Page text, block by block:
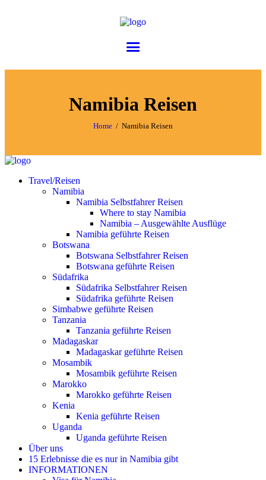
Namibia Reisen
Home Namibia Reisen
Travel/Reisen
Namibia
Namibia Selbstfahrer Reisen
Where to stay Namibia
Namibia – Ausgewählte Ausflüge
Namibia geführte Reisen
Botswana
Botswana Selbstfahrer Reisen
Botswana geführte Reisen
Südafrika
Südafrika Selbstfahrer Reisen
Südafrika geführte Reisen
Simbabwe geführte Reisen
Tanzania
Tanzania geführte Reisen
Madagaskar
Madagaskar geführte Reisen
Mosambik
Mosambik geführte Reisen
Marokko
Marokko geführte Reisen
Kenia
Kenia geführte Reisen
Uganda
Uganda geführte Reisen
Über uns
15 Erlebnisse die es nur in Namibia gibt
INFORMATIONEN